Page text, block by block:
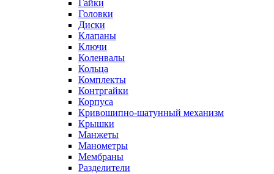
Гайки
Головки
Диски
Клапаны
Ключи
Коленвалы
Кольца
Комплекты
Контргайки
Корпуса
Кривошипно-шатунный механизм
Крышки
Манжеты
Манометры
Мембраны
Разделители